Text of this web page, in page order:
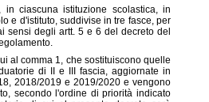
ciascuna istituzione scolastica, in
e d'istituto, suddivise in tre fasce, per
sensi degli artt. 5 e 6 del decreto del
al comma 1, che sostituiscono quelle
di II e III fascia, aggiornate in
2018/2019 e 2019/2020 e vengono
secondo l'ordine di priorità indicato